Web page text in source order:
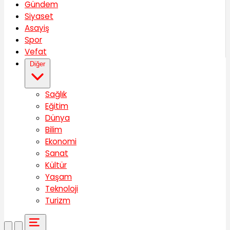
Gündem
Siyaset
Asayiş
Spor
Vefat
Diğer
Sağlık
Eğitim
Dünya
Bilim
Ekonomi
Sanat
Kültür
Yaşam
Teknoloji
Turizm